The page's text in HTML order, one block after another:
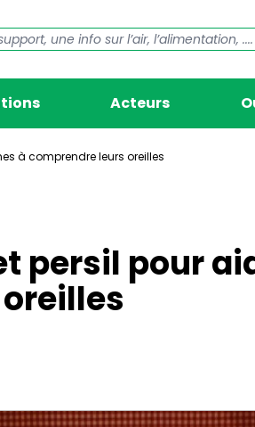
Acteurs
à comprendre leurs oreilles
persil pour